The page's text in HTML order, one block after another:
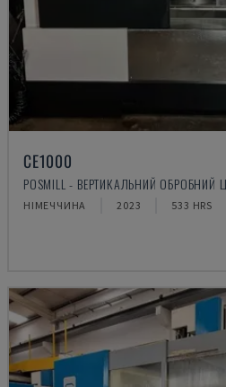
CE1000
POSMILL - ВЕРТИКАЛЬНИЙ ОБРОБНИЙ
НІМЕЧЧИНА 2023 533 HRS